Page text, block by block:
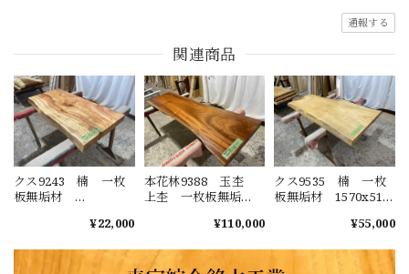
通報する
関連商品
クス9243 楠 一枚
板無垢材
イニングテーブル
¥22,000
本花林9388 玉杢
上杢 一枚板無垢
550x50mm ダイニン
ーブル センターテ
¥110,000
クス9535 楠 一枚
板無垢材 1570x510-
ンター ローテーブ
ル 天板 樟 くす
¥55,000